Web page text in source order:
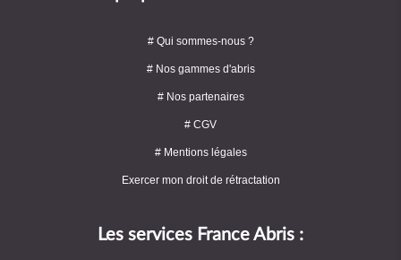
# Qui sommes-nous ?
# Nos gammes d'abris
# Nos partenaires
# CGV
# Mentions légales
Exercer mon droit de rétractation
Les services France Abris :